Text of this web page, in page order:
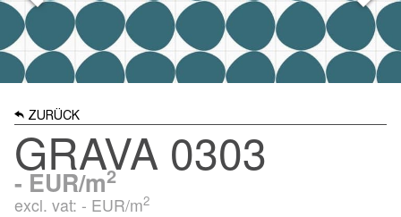
ZURÜCK
GRAVA 0303
-EUR/m2
excl. vat: - EUR/m2